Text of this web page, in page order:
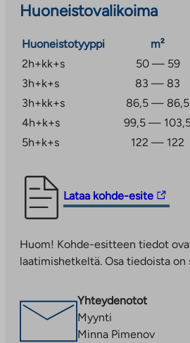
Huoneistovalikoima
Huoneistotyyppi m²
2h+kk+s
50 — 59
3h+k+s
83 — 83
3h+kk+s
86,5 — 86,5
4h+k+s
99,5 —
5h+k+s
122 — 122
Lataa kohde-esite
Linkki
vie
palveluun.
Linkki
uuteen
välilehteen
Huom! Kohde-esitteen tiedot
laatimishetkeltä. Osa tiedoista
Yhteydenotot
Myynti
Minna Pimenov